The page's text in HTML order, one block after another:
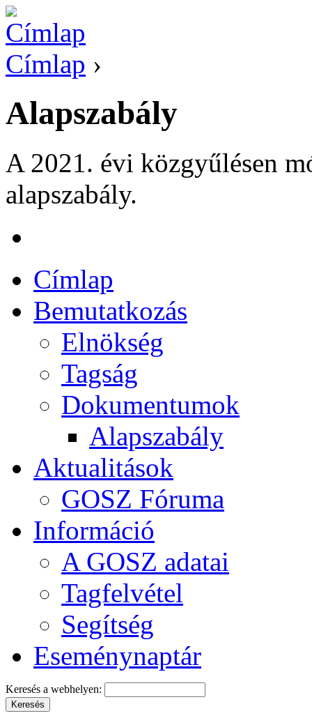
Címlap ›
Alapszabály
A 2021. évi közgyűlésen
alapszabály.
Címlap
Bemutatkozás
Elnökség
Tagság
Dokumentumok
Alapszabály
Aktualitások
GOSZ Fóruma
Információ
A GOSZ adatai
Tagfelvétel
Segítség
Eseménynaptár
Keresés a webhelyen: